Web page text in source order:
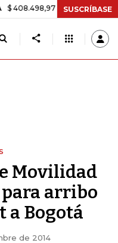
+$ 8.753,81 +2,19%
SUSCRÍBASE
Movilidad
arribo
a Bogotá
de 2014